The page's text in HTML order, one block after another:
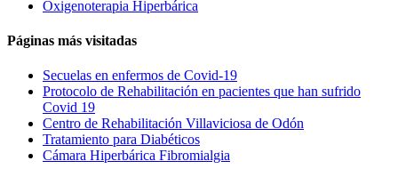
Oxigenoterapia Hiperbárica
Páginas más visitadas
Secuelas en enfermos de Covid-19
Protocolo de Rehabilitación en pacientes que han sufrido
Covid 19
Centro de Rehabilitación Villaviciosa de Odón
Tratamiento para Diabéticos
Cámara Hiperbárica Fibromialgia